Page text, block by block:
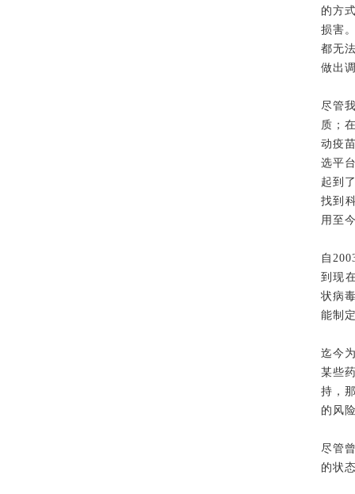
的方
损害
都无
做出
尽管
质；
动疫
选平
起到
找到
用至
自
到现
状病
能制
迄今
某些
持，
的风
尽管
的状